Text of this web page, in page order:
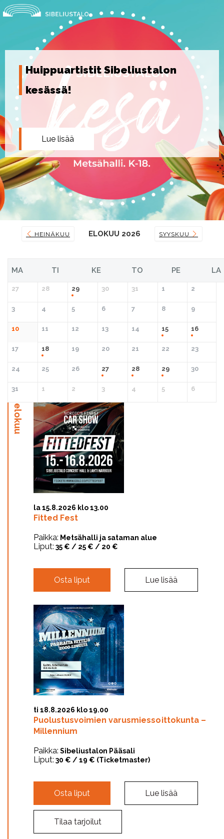
Skip
to
Huippuartistit Sibeliustalon
kesässä!
Lue lisää
HEINÄKUU ELOKUU 2026 SYYSKUU
MA TI KE TO PE LA
27 28 29 30 31 1 2
3 4 5 6 7 8 9
10 11 12 13 14 15 16
17 18 19 20 21 22 23
24 25 26 27 28 29 30
31 1 2 3 4 5 6
elokuu
la 15.8.2026 klo 13.00
Fitted Fest
Paikka: Metsähalli ja sataman alue
Liput: 35 € / 25 € / 20 €
Osta liput Lue lisää
ti 18.8.2026 klo 19.00
Puolustusvoimien varusmiessoittokunta –
Millennium
Paikka: Sibeliustalon Pääsali
Liput: 30 € / 19 € (Ticketmaster)
Osta liput Lue lisää
Tilaa tarjoilut